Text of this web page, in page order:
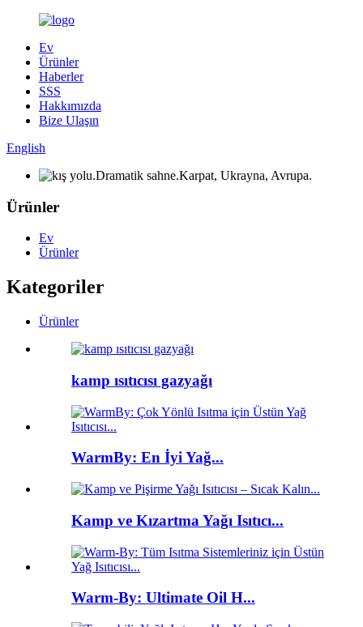
Ev
Ürünler
Haberler
SSS
Hakkımızda
Bize Ulaşın
English
Ürünler
Ev
Ürünler
Kategoriler
Ürünler
kamp ısıtıcısı gazyağı
WarmBy: En İyi Yağ...
Kamp ve Kızartma Yağı Isıtıcı...
Warm-By: Ultimate Oil H...